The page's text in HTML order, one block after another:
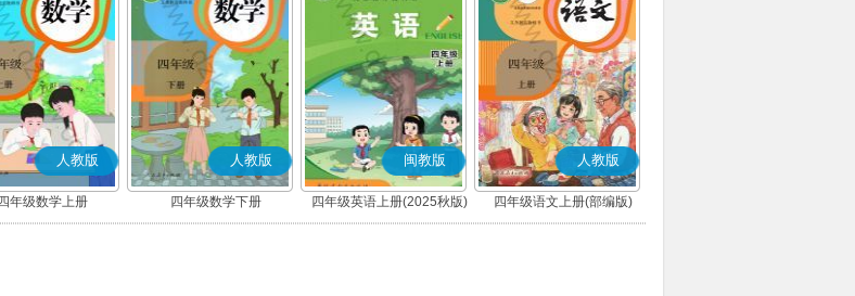
人教版
四年级数学上册
人教版
四年级数学下册
闽教版
四年级英语上册(2025秋版)
人教版
四年级语文上册(部编版)